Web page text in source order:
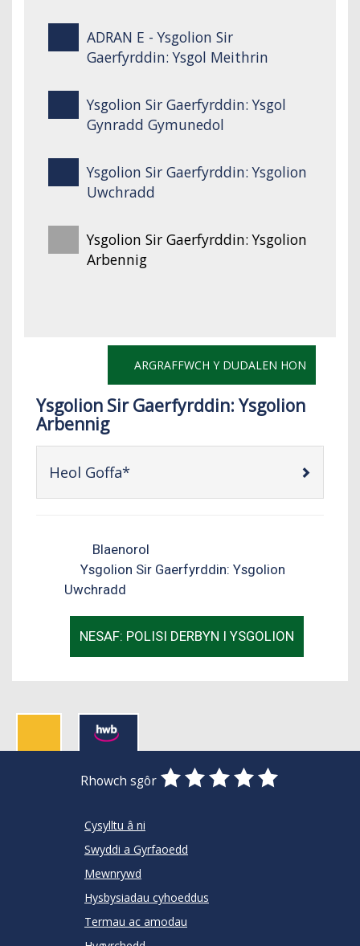
ADRAN E - Ysgolion Sir
Gaerfyrddin: Ysgol Meithrin
Ysgolion Sir Gaerfyrddin: Ysgol
Gynradd Gymunedol
Ysgolion Sir Gaerfyrddin: Ysgolion
Uwchradd
Ysgolion Sir Gaerfyrddin: Ysgolion
Arbennig
ARGRAFFWCH Y DUDALEN HON
Ysgolion Sir Gaerfyrddin: Ysgolion
Arbennig
Heol Goffa*
content
Blaenorol
Ysgolion Sir Gaerfyrddin: Ysgolion
Uwchradd
NESAF: POLISI DERBYN I YSGOLION
Rhowch sgôr
0
Stars
1
Star
2
Stars
3
Stars
4
Stars
5
Stars
Cysylltu â ni
Swyddi a Gyrfaoedd
Mewnrywd
Hysbysiadau cyhoeddus
Termau ac amodau